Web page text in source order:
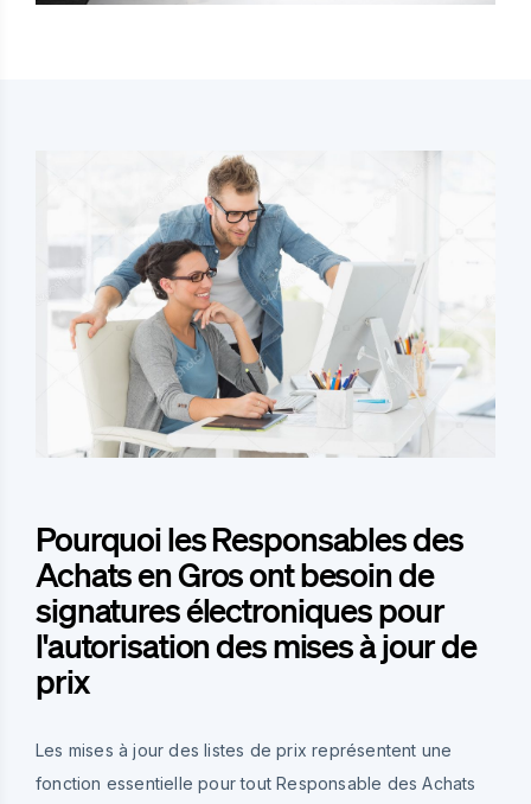
Pourquoi les Responsables des
Achats en Gros ont besoin de
signatures électroniques pour
l'autorisation des mises à jour de
prix
Les mises à jour des listes de prix représentent une
fonction essentielle pour tout Responsable des Achats